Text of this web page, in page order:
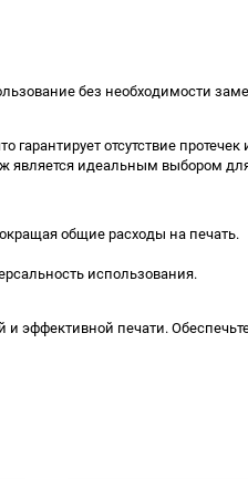
без необходимости
гарантирует отсутствие
является идеальным выбором
общие расходы на печать.
использования.
и эффективной печати.